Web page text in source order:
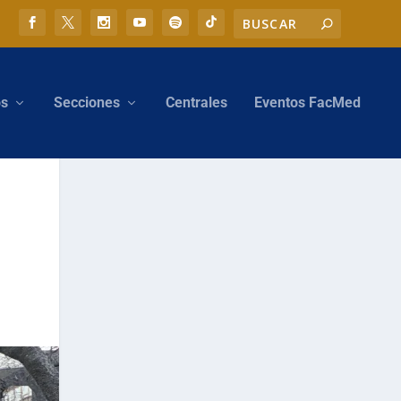
Secciones Centrales Eventos FacMed